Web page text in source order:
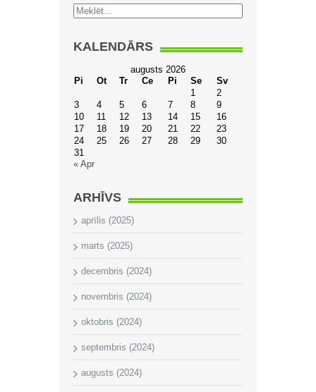
KALENDĀRS
augusts 2026
Pi
Ot Tr Ce Pi Se
Sv
1
2
3
4 5 6 7 8
9
10
11 12 13 14 15
16
17
18 19 20 21 22
23
24
25 26 27 28 29
30
31
« Apr
ARHĪVS
aprīlis (2025)
marts (2025)
decembris (2024)
novembris (2024)
oktobris (2024)
septembris (2024)
augusts (2024)